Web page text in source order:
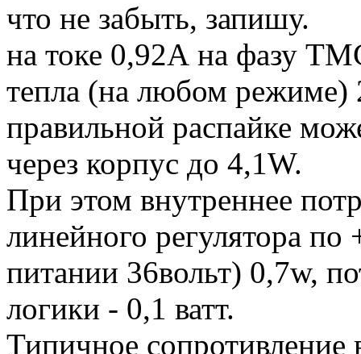
что не забыть, запишу.
на токе 0,92А на фазу
тепла (на любом режиме)
правильной распайке
через корпус до 4,1W.
При этом внутреннее
линейного регулятора по
питании 36вольт) 0,7w,
логики - 0,1 ватт.
Типичное